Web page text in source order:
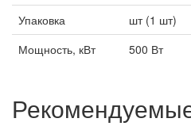
Упаковка
шт (1 шт)
Мощность, кВт
500 Вт